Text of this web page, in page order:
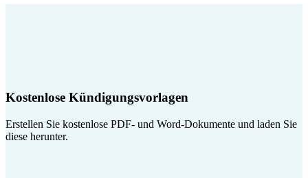
Kostenlose Kündigungsvorlagen
Erstellen Sie kostenlose PDF- und Word-Dokumente und laden Sie
diese herunter.